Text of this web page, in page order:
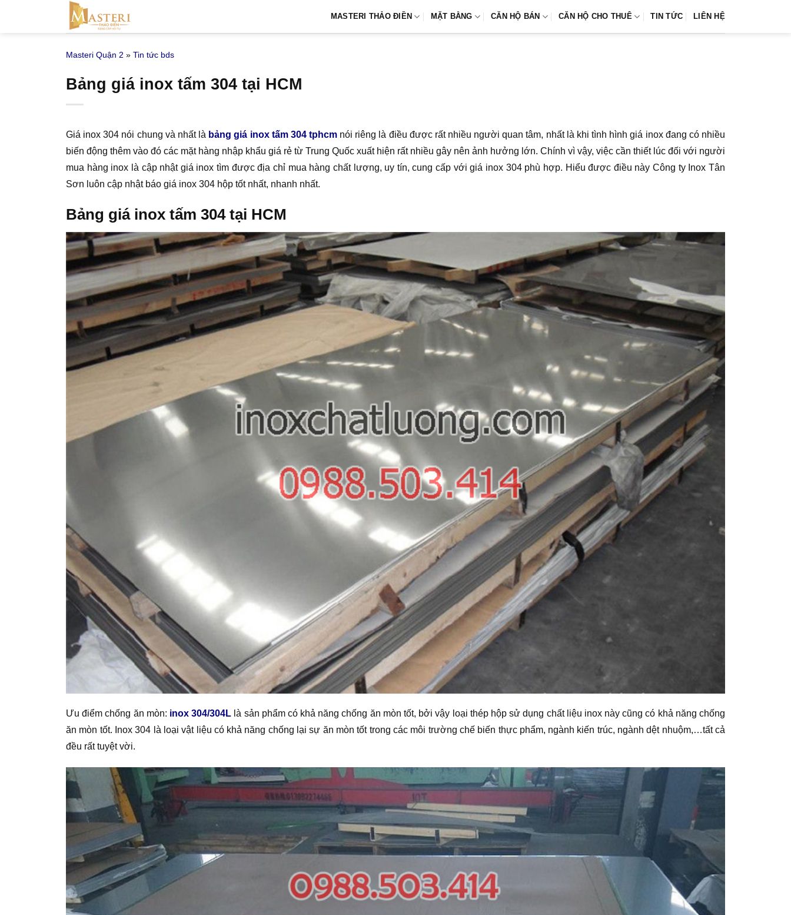
MASTERI THẢO ĐIỀN MẶT BẰNG CĂN HỘ BÁN CĂN HỘ CHO THUÊ TIN TỨC LIÊN HỆ
Masteri Quận 2 » Tin tức bds
Bảng giá inox tấm 304 tại HCM
Giá inox 304 nói chung và nhất là bảng giá inox tấm 304 tphcmnói riêng là điều được rất nhiều người quan tâm, nhất là khi tình hình giá inox đang có nhiều
biến động thêm vào đó các mặt hàng nhập khẩu giá rẻ từ Trung Quốc xuất hiện rất nhiều gây nên ảnh hưởng lớn. Chính vì vậy, việc cần thiết lúc đối với người
mua hàng inox là cập nhật giá inox tìm được địa chỉ mua hàng chất lượng, uy tín, cung cấp với giá inox 304 phù hợp. Hiểu được điều này Công ty Inox Tân
Sơn luôn cập nhật báo giá inox 304 hộp tốt nhất, nhanh nhất.
Bảng giá inox tấm 304 tại HCM
Ưu điểm chống ăn mòn: inox 304/304L là sản phẩm có khả năng chống ăn mòn tốt, bởi vậy loại thép hộp sử dụng chất liệu inox này cũng có khả năng chống
ăn mòn tốt. Inox 304 là loại vật liệu có khả năng chống lại sự ăn mòn tốt trong các môi trường chế biến thực phẩm, ngành kiến trúc, ngành dệt nhuộm,…tất cả
đều rất tuyệt vời.